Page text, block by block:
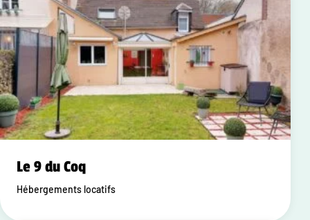
Le 9 du Coq
Hébergements locatifs